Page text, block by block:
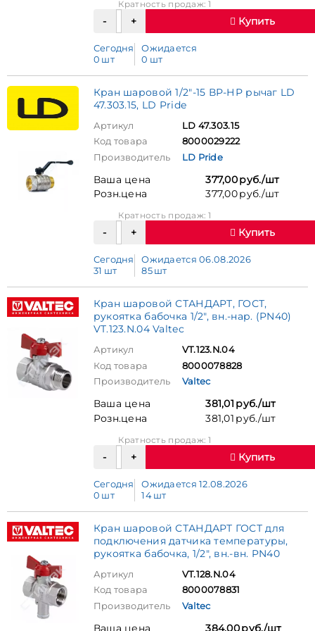
Кратность продаж: 1
Купить
Сегодня
0 шт
Ожидается
0 шт
Кран шаровой 1/2"-15 ВР-НР рычаг LD
47.303.15, LD Pride
Артикул
LD 47.303.15
Код товара
8000029222
Производитель
LD Pride
Ваша цена
377,00 руб./шт
Розн.цена
377,00 руб./шт
Кратность продаж: 1
Купить
Сегодня
31 шт
Ожидается 06.08.2026
85 шт
Кран шаровой СТАНДАРТ, ГОСТ,
рукоятка бабочка 1/2", вн.-нар. (PN40)
VT.123.N.04 Valtec
Артикул
VT.123.N.04
Код товара
8000078828
Производитель
Valtec
Ваша цена
381,01 руб./шт
Розн.цена
381,01 руб./шт
Кратность продаж: 1
Купить
Сегодня
0 шт
Ожидается 12.08.2026
14 шт
Кран шаровой СТАНДАРТ ГОСТ для
подключения датчика температуры,
рукоятка бабочка, 1/2", вн.-вн. PN40
Артикул
VT.128.N.04
Код товара
8000078831
Производитель
Valtec
Ваша цена 384,00 руб./шт